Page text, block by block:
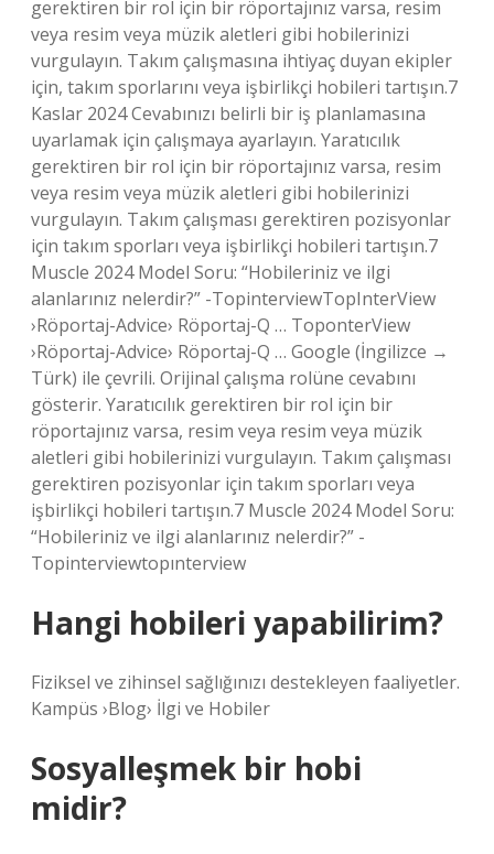
gerektiren bir rol için bir röportajınız varsa, resim
veya resim veya müzik aletleri gibi hobilerinizi
vurgulayın. Takım çalışmasına ihtiyaç duyan ekipler
için, takım sporlarını veya işbirlikçi hobileri tartışın.7
Kaslar 2024 Cevabınızı belirli bir iş planlamasına
uyarlamak için çalışmaya ayarlayın. Yaratıcılık
gerektiren bir rol için bir röportajınız varsa, resim
veya resim veya müzik aletleri gibi hobilerinizi
vurgulayın. Takım çalışması gerektiren pozisyonlar
için takım sporları veya işbirlikçi hobileri tartışın.7
Muscle 2024 Model Soru: “Hobileriniz ve ilgi
alanlarınız nelerdir?” -TopinterviewTopInterView
›Röportaj-Advice› Röportaj-Q … ToponterView
›Röportaj-Advice› Röportaj-Q … Google (İngilizce →
Türk) ile çevrili. Orijinal çalışma rolüne cevabını
gösterir. Yaratıcılık gerektiren bir rol için bir
röportajınız varsa, resim veya resim veya müzik
aletleri gibi hobilerinizi vurgulayın. Takım çalışması
gerektiren pozisyonlar için takım sporları veya
işbirlikçi hobileri tartışın.7 Muscle 2024 Model Soru:
“Hobileriniz ve ilgi alanlarınız nelerdir?” -
Topinterviewtopınterview
Hangi hobileri yapabilirim?
Fiziksel ve zihinsel sağlığınızı destekleyen faaliyetler.
Kampüs ›Blog› İlgi ve Hobiler
Sosyalleşmek bir hobi
midir?